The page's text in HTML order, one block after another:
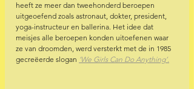
heeft ze meer dan tweehonderd beroepen
uitgeoefend zoals astronaut, dokter, president,
yoga-instructeur en ballerina. Het idee dat
meisjes alle beroepen konden uitoefenen waar
ze van droomden, werd versterkt met de in 1985
gecreëerde slogan ‘We Girls Can Do Anything’.